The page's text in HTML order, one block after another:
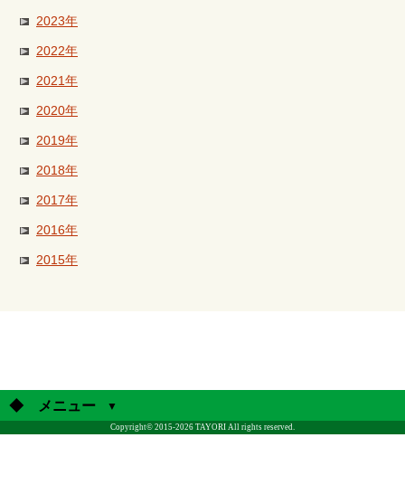
2023年
2022年
2021年
2020年
2019年
2018年
2017年
2016年
2015年
◆ メニュー
Copyright© 2015-2026 TAYORI All rights reserved.